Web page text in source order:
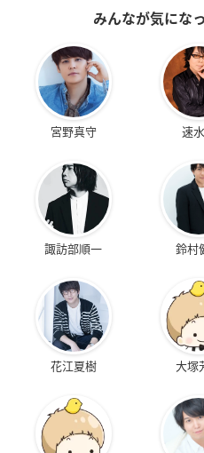
みんなが気にな
宮野真守 速
諏訪部順一 鈴村
花江夏樹 大塚